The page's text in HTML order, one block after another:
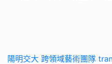
陽明交大 跨領域藝術團隊